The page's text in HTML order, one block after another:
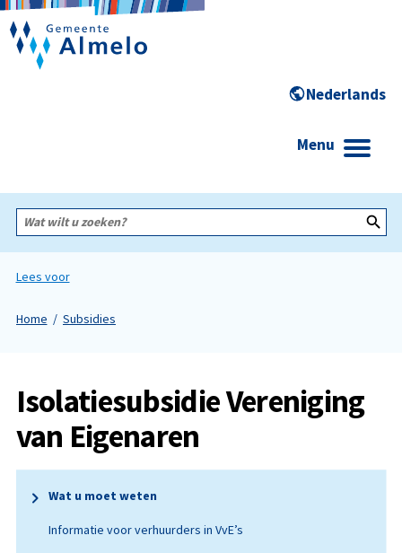
Menu
Wat
wilt
zoeken?
Lees voor
Home Subsidies
Isolatiesubsidie Vereniging
van Eigenaren
Wat u moet weten
Informatie voor verhuurders in VvE’s